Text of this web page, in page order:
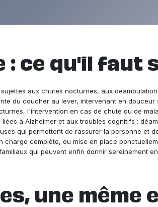
: ce qu'il faut
aux chutes nocturnes, aux
du coucher au lever, intervenant en
l'intervention en cas de chute ou de
à Alzheimer et aux troubles cognitifs :
qui permettent de rassurer la personne et
complète, ou mise en place
qui peuvent enfin dormir sereinement
une même